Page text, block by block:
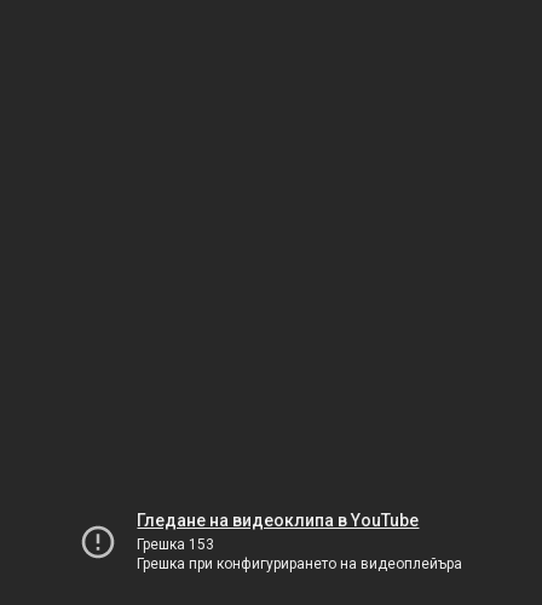
Гледане на видеоклипа в YouTube
Грешка 153
Грешка при конфигурирането на видеоплейъра